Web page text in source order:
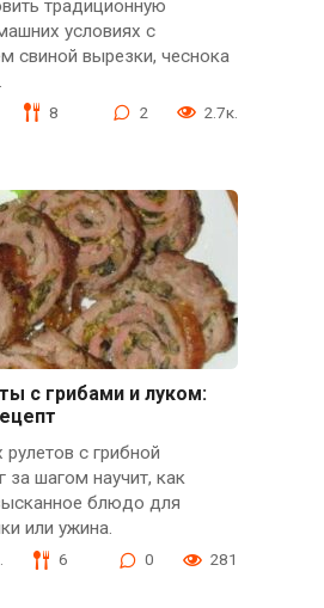
традиционную
условиях с
свиной вырезки, чеснока
8 2 2.7к.
с грибами и луком:
с грибной
за шагом научит, как
блюдо для
или ужина.
6 0 281